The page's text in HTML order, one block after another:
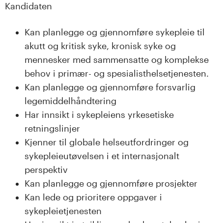
Kandidaten
Kan planlegge og gjennomføre sykepleie til
akutt og kritisk syke, kronisk syke og
mennesker med sammensatte og komplekse
behov i primær- og spesialisthelsetjenesten.
Kan planlegge og gjennomføre forsvarlig
legemiddelhåndtering
Har innsikt i sykepleiens yrkesetiske
retningslinjer
Kjenner til globale helseutfordringer og
sykepleieutøvelsen i et internasjonalt
perspektiv
Kan planlegge og gjennomføre prosjekter
Kan lede og prioritere oppgaver i
sykepleietjenesten